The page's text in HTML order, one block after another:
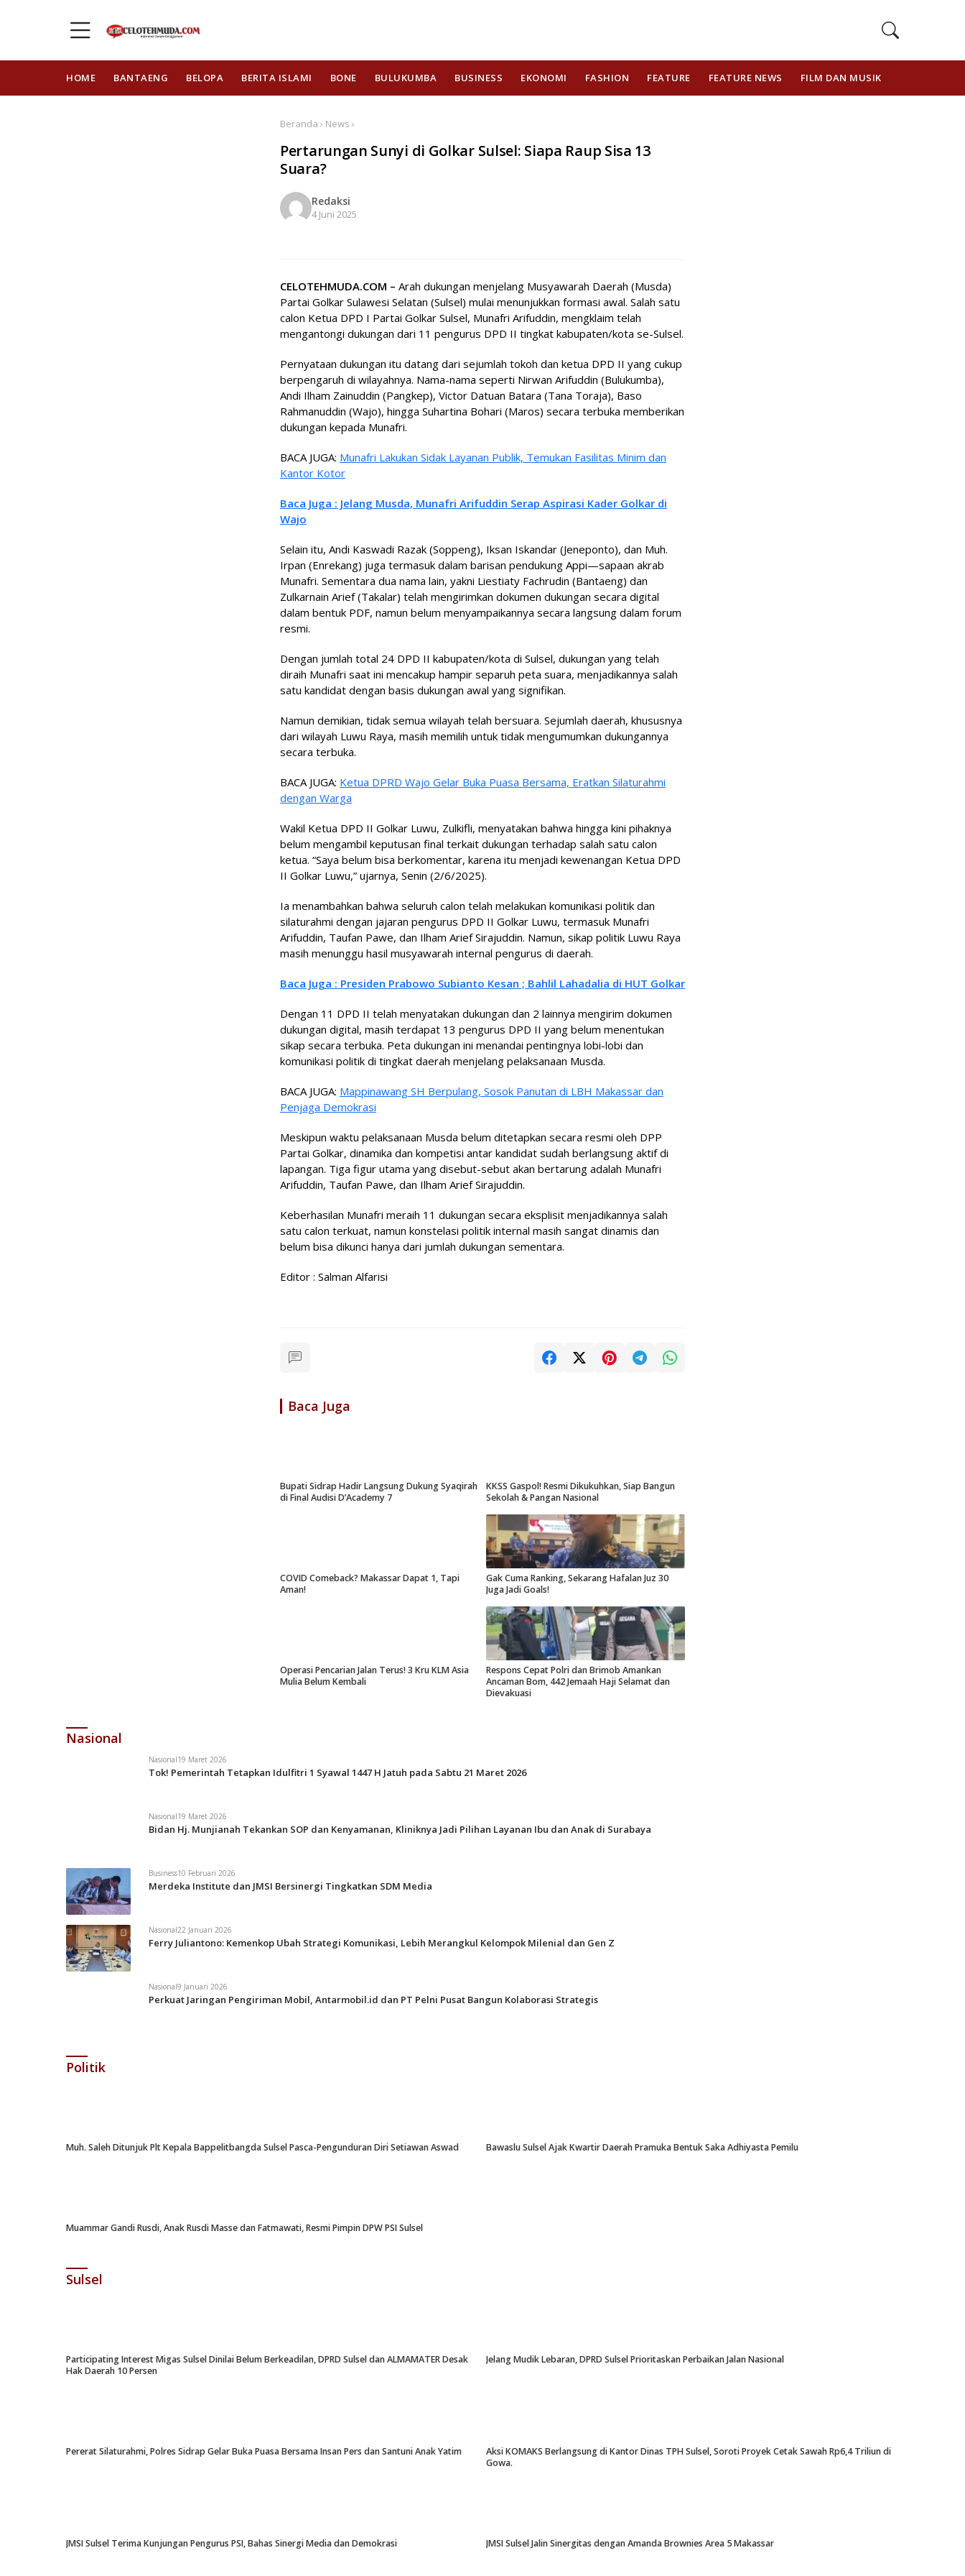
HOME BANTAENG BELOPA BERITA ISLAMI BONE BULUKUMBA BUSINESS EKONOMI FASHION FEATURE FEATURE NEWS FILM DAN MUSIK
Beranda › News ›
Pertarungan Sunyi di Golkar Sulsel: Siapa Raup Sisa 13
Suara?
Redaksi
4 Juni 2025
CELOTEHMUDA.COM – Arah dukungan menjelang Musyawarah Daerah (Musda)
Partai Golkar Sulawesi Selatan (Sulsel) mulai menunjukkan formasi awal. Salah satu
calon Ketua DPD I Partai Golkar Sulsel, Munafri Arifuddin, mengklaim telah
mengantongi dukungan dari 11 pengurus DPD II tingkat kabupaten/kota se-Sulsel.
Pernyataan dukungan itu datang dari sejumlah tokoh dan ketua DPD II yang cukup
berpengaruh di wilayahnya. Nama-nama seperti Nirwan Arifuddin (Bulukumba),
Andi Ilham Zainuddin (Pangkep), Victor Datuan Batara (Tana Toraja), Baso
Rahmanuddin (Wajo), hingga Suhartina Bohari (Maros) secara terbuka memberikan
dukungan kepada Munafri.
BACA JUGA: Munafri Lakukan Sidak Layanan Publik, Temukan Fasilitas Minim dan
Kantor Kotor
Baca Juga : Jelang Musda, Munafri Arifuddin Serap Aspirasi Kader Golkar di
Wajo
Selain itu, Andi Kaswadi Razak (Soppeng), Iksan Iskandar (Jeneponto), dan Muh.
Irpan (Enrekang) juga termasuk dalam barisan pendukung Appi—sapaan akrab
Munafri. Sementara dua nama lain, yakni Liestiaty Fachrudin (Bantaeng) dan
Zulkarnain Arief (Takalar) telah mengirimkan dokumen dukungan secara digital
dalam bentuk PDF, namun belum menyampaikannya secara langsung dalam forum
resmi.
Dengan jumlah total 24 DPD II kabupaten/kota di Sulsel, dukungan yang telah
diraih Munafri saat ini mencakup hampir separuh peta suara, menjadikannya salah
satu kandidat dengan basis dukungan awal yang signifikan.
Namun demikian, tidak semua wilayah telah bersuara. Sejumlah daerah, khususnya
dari wilayah Luwu Raya, masih memilih untuk tidak mengumumkan dukungannya
secara terbuka.
BACA JUGA: Ketua DPRD Wajo Gelar Buka Puasa Bersama, Eratkan Silaturahmi
dengan Warga
Wakil Ketua DPD II Golkar Luwu, Zulkifli, menyatakan bahwa hingga kini pihaknya
belum mengambil keputusan final terkait dukungan terhadap salah satu calon
ketua. “Saya belum bisa berkomentar, karena itu menjadi kewenangan Ketua DPD
II Golkar Luwu,” ujarnya, Senin (2/6/2025).
Ia menambahkan bahwa seluruh calon telah melakukan komunikasi politik dan
silaturahmi dengan jajaran pengurus DPD II Golkar Luwu, termasuk Munafri
Arifuddin, Taufan Pawe, dan Ilham Arief Sirajuddin. Namun, sikap politik Luwu Raya
masih menunggu hasil musyawarah internal pengurus di daerah.
Baca Juga : Presiden Prabowo Subianto Kesan ; Bahlil Lahadalia di HUT Golkar
Dengan 11 DPD II telah menyatakan dukungan dan 2 lainnya mengirim dokumen
dukungan digital, masih terdapat 13 pengurus DPD II yang belum menentukan
sikap secara terbuka. Peta dukungan ini menandai pentingnya lobi-lobi dan
komunikasi politik di tingkat daerah menjelang pelaksanaan Musda.
BACA JUGA: Mappinawang SH Berpulang, Sosok Panutan di LBH Makassar dan
Penjaga Demokrasi
Meskipun waktu pelaksanaan Musda belum ditetapkan secara resmi oleh DPP
Partai Golkar, dinamika dan kompetisi antar kandidat sudah berlangsung aktif di
lapangan. Tiga figur utama yang disebut-sebut akan bertarung adalah Munafri
Arifuddin, Taufan Pawe, dan Ilham Arief Sirajuddin.
Keberhasilan Munafri meraih 11 dukungan secara eksplisit menjadikannya salah
satu calon terkuat, namun konstelasi politik internal masih sangat dinamis dan
belum bisa dikunci hanya dari jumlah dukungan sementara.
Editor : Salman Alfarisi
Baca Juga
Bupati Sidrap Hadir Langsung Dukung Syaqirah
di Final Audisi D’Academy 7
KKSS Gaspol! Resmi Dikukuhkan, Siap Bangun
Sekolah & Pangan Nasional
COVID Comeback? Makassar Dapat 1, Tapi
Aman!
Gak Cuma Ranking, Sekarang Hafalan Juz 30
Juga Jadi Goals!
Operasi Pencarian Jalan Terus! 3 Kru KLM Asia
Mulia Belum Kembali
Respons Cepat Polri dan Brimob Amankan
Ancaman Bom, 442 Jemaah Haji Selamat dan
Dievakuasi
Nasional
Nasional19 Maret 2026
Tok! Pemerintah Tetapkan Idulfitri 1 Syawal 1447 H Jatuh pada Sabtu 21 Maret 2026
Nasional19 Maret 2026
Bidan Hj. Munjianah Tekankan SOP dan Kenyamanan, Kliniknya Jadi Pilihan Layanan Ibu dan Anak di Surabaya
Business10 Februari 2026
Merdeka Institute dan JMSI Bersinergi Tingkatkan SDM Media
Nasional22 Januari 2026
Ferry Juliantono: Kemenkop Ubah Strategi Komunikasi, Lebih Merangkul Kelompok Milenial dan Gen Z
Nasional9 Januari 2026
Perkuat Jaringan Pengiriman Mobil, Antarmobil.id dan PT Pelni Pusat Bangun Kolaborasi Strategis
Politik
Muh. Saleh Ditunjuk Plt Kepala Bappelitbangda Sulsel Pasca-Pengunduran Diri Setiawan Aswad Bawaslu Sulsel Ajak Kwartir Daerah Pramuka Bentuk Saka Adhiyasta Pemilu
Muammar Gandi Rusdi, Anak Rusdi Masse dan Fatmawati, Resmi Pimpin DPW PSI Sulsel
Sulsel
Participating Interest Migas Sulsel Dinilai Belum Berkeadilan, DPRD Sulsel dan ALMAMATER Desak
Hak Daerah 10 Persen
Jelang Mudik Lebaran, DPRD Sulsel Prioritaskan Perbaikan Jalan Nasional
Pererat Silaturahmi, Polres Sidrap Gelar Buka Puasa Bersama Insan Pers dan Santuni Anak Yatim
Aksi KOMAKS Berlangsung di Kantor Dinas TPH Sulsel, Soroti Proyek Cetak Sawah Rp6,4 Triliun di
Gowa.
JMSI Sulsel Terima Kunjungan Pengurus PSI, Bahas Sinergi Media dan Demokrasi JMSI Sulsel Jalin Sinergitas dengan Amanda Brownies Area 5 Makassar